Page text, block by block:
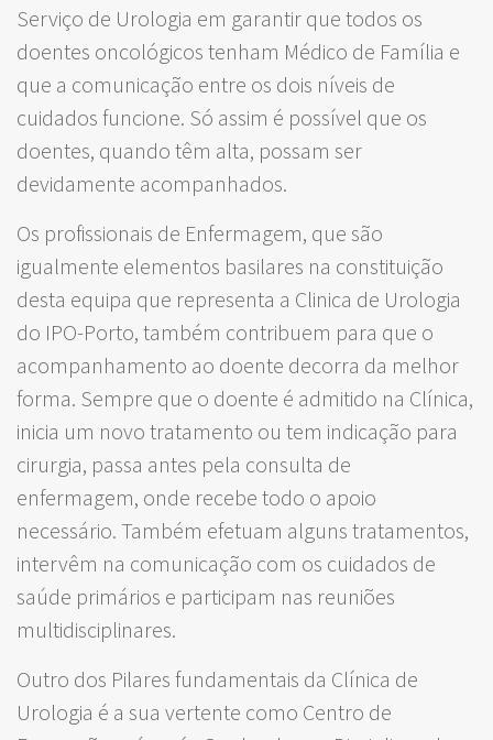
Serviço de Urologia em garantir que todos os
doentes oncológicos tenham Médico de Família e
que a comunicação entre os dois níveis de
cuidados funcione. Só assim é possível que os
doentes, quando têm alta, possam ser
devidamente acompanhados.
Os profissionais de Enfermagem, que são
igualmente elementos basilares na constituição
desta equipa que representa a Clinica de Urologia
do IPO-Porto, também contribuem para que o
acompanhamento ao doente decorra da melhor
forma. Sempre que o doente é admitido na Clínica,
inicia um novo tratamento ou tem indicação para
cirurgia, passa antes pela consulta de
enfermagem, onde recebe todo o apoio
necessário. Também efetuam alguns tratamentos,
intervêm na comunicação com os cuidados de
saúde primários e participam nas reuniões
multidisciplinares.
Outro dos Pilares fundamentais da Clínica de
Urologia é a sua vertente como Centro de